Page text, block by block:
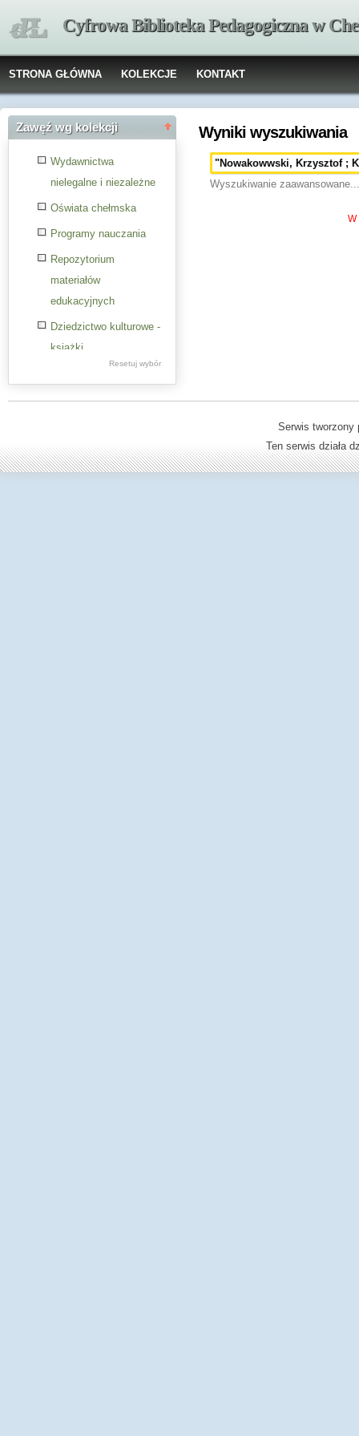
Cyfrowa Biblioteka Pedagogiczna w
STRONA GŁÓWNA KOLEKCJE KONTAKT
Zawęź wg kolekcji
Wydawnictwa
nielegalne i niezależne
Oświata chełmska
Programy nauczania
Repozytorium
materiałów
edukacyjnych
Dziedzictwo kulturowe -
książki
Resetuj wybór
Wyniki wyszukiwania
Wyszukiwanie zaawansowane...
W
Serwis
Ten serwis działa